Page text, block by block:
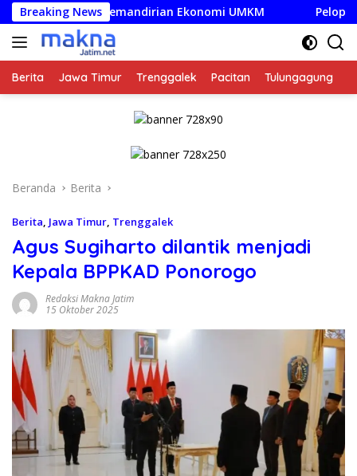
Langsung
ke
konten
Breaking News
Kemandirian Ekonomi UMKM Pelopor Wisata Hijau
Berita Jawa Timur Trenggalek Pacitan Tulungagung
Beranda Berita
Berita Jawa Timur Trenggalek
Agus Sugiharto dilantik menjadi
Kepala BPPKAD Ponorogo
Redaksi Makna Jatim
15 Oktober 2025